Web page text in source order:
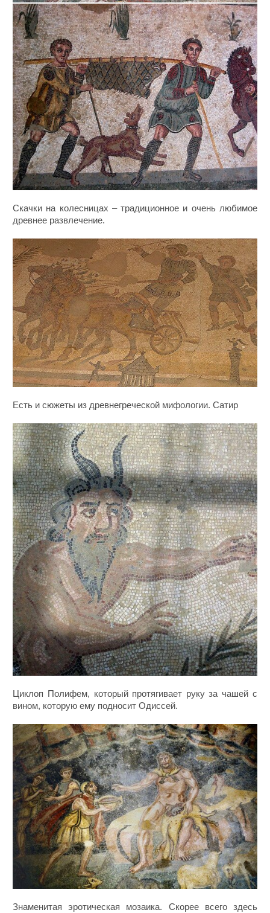
Скачки на колесницах – традиционное и очень любимое
древнее развлечение.
Есть и сюжеты из древнегреческой мифологии. Сатир
Циклоп Полифем, который протягивает руку за чашей с
вином, которую ему подносит Одиссей.
Знаменитая эротическая мозаика. Скорее всего здесь